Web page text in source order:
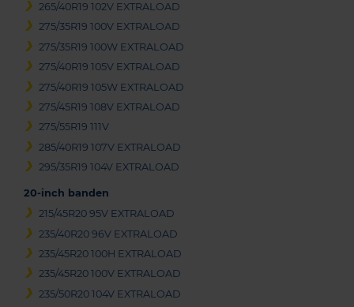
265/40R19 102V EXTRALOAD
275/35R19 100V EXTRALOAD
275/35R19 100W EXTRALOAD
275/40R19 105V EXTRALOAD
275/40R19 105W EXTRALOAD
275/45R19 108V EXTRALOAD
275/55R19 111V
285/40R19 107V EXTRALOAD
295/35R19 104V EXTRALOAD
20-inch banden
215/45R20 95V EXTRALOAD
235/40R20 96V EXTRALOAD
235/45R20 100H EXTRALOAD
235/45R20 100V EXTRALOAD
235/50R20 104V EXTRALOAD